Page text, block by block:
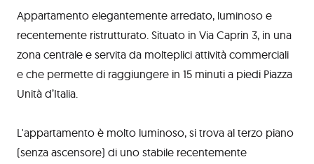
Appartamento elegantemente arredato, luminoso e
recentemente ristrutturato. Situato in Via Caprin 3, in una
zona centrale e servita da molteplici attività commerciali
e che permette di raggiungere in 15 minuti a piedi Piazza
Unità d’Italia.
L'appartamento è molto luminoso, si trova al terzo piano
(senza ascensore) di uno stabile recentemente